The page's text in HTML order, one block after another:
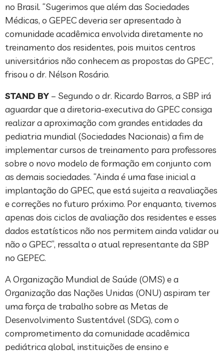
no Brasil. “Sugerimos que além das Sociedades
Médicas, o GEPEC deveria ser apresentado à
comunidade acadêmica envolvida diretamente no
treinamento dos residentes, pois muitos centros
universitários não conhecem as propostas do GPEC”,
frisou o dr. Nélson Rosário.
STAND BY – Segundo o dr. Ricardo Barros, a SBP irá
aguardar que a diretoria-executiva do GPEC consiga
realizar a aproximação com grandes entidades da
pediatria mundial (Sociedades Nacionais) a fim de
implementar cursos de treinamento para professores
sobre o novo modelo de formação em conjunto com
as demais sociedades. “Ainda é uma fase inicial a
implantação do GPEC, que está sujeita a reavaliações
e correções no futuro próximo. Por enquanto, tivemos
apenas dois ciclos de avaliação dos residentes e esses
dados estatísticos não nos permitem ainda validar ou
não o GPEC”, ressalta o atual representante da SBP
no GEPEC.
A Organização Mundial de Saúde (OMS) e a
Organização das Nações Unidas (ONU) aspiram ter
uma força de trabalho sobre as Metas de
Desenvolvimento Sustentável (SDG), com o
comprometimento da comunidade acadêmica
pediátrica global, instituições de ensino e